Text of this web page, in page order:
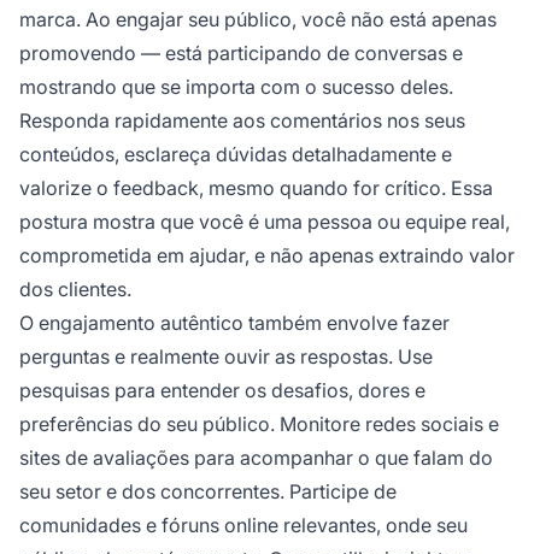
marca. Ao engajar seu público, você não está apenas
promovendo — está participando de conversas e
mostrando que se importa com o sucesso deles.
Responda rapidamente aos comentários nos seus
conteúdos, esclareça dúvidas detalhadamente e
valorize o feedback, mesmo quando for crítico. Essa
postura mostra que você é uma pessoa ou equipe real,
comprometida em ajudar, e não apenas extraindo valor
dos clientes.
O engajamento autêntico também envolve fazer
perguntas e realmente ouvir as respostas. Use
pesquisas para entender os desafios, dores e
preferências do seu público. Monitore redes sociais e
sites de avaliações para acompanhar o que falam do
seu setor e dos concorrentes. Participe de
comunidades e fóruns online relevantes, onde seu